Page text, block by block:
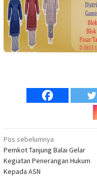
Navigasi
pos
Pos sebelumnya
Pemkot Tanjung Balai Gelar
Kegiatan Penerangan Hukum
Kepada ASN